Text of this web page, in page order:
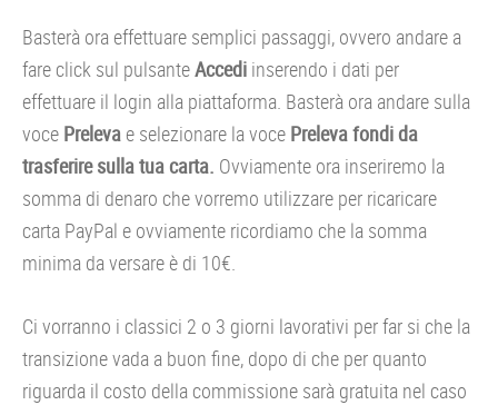
Basterà ora effettuare semplici passaggi, ovvero andare a
fare click sul pulsanteAccedi inserendo i dati per
effettuare il login alla piattaforma. Basterà ora andare sulla
voce Preleva e selezionare la voce Prelevafondi da
trasferire sulla tua carta. Ovviamente ora inseriremo la
somma di denaro che vorremo utilizzare per ricaricare
carta PayPal e ovviamente ricordiamo che la somma
minima da versare è di 10€.
Ci vorranno i classici 2 o 3 giorni lavorativi per far si che la
transizione vada a buon fine, dopo di che per quanto
riguarda il costo della commissione sarà gratuita nel caso